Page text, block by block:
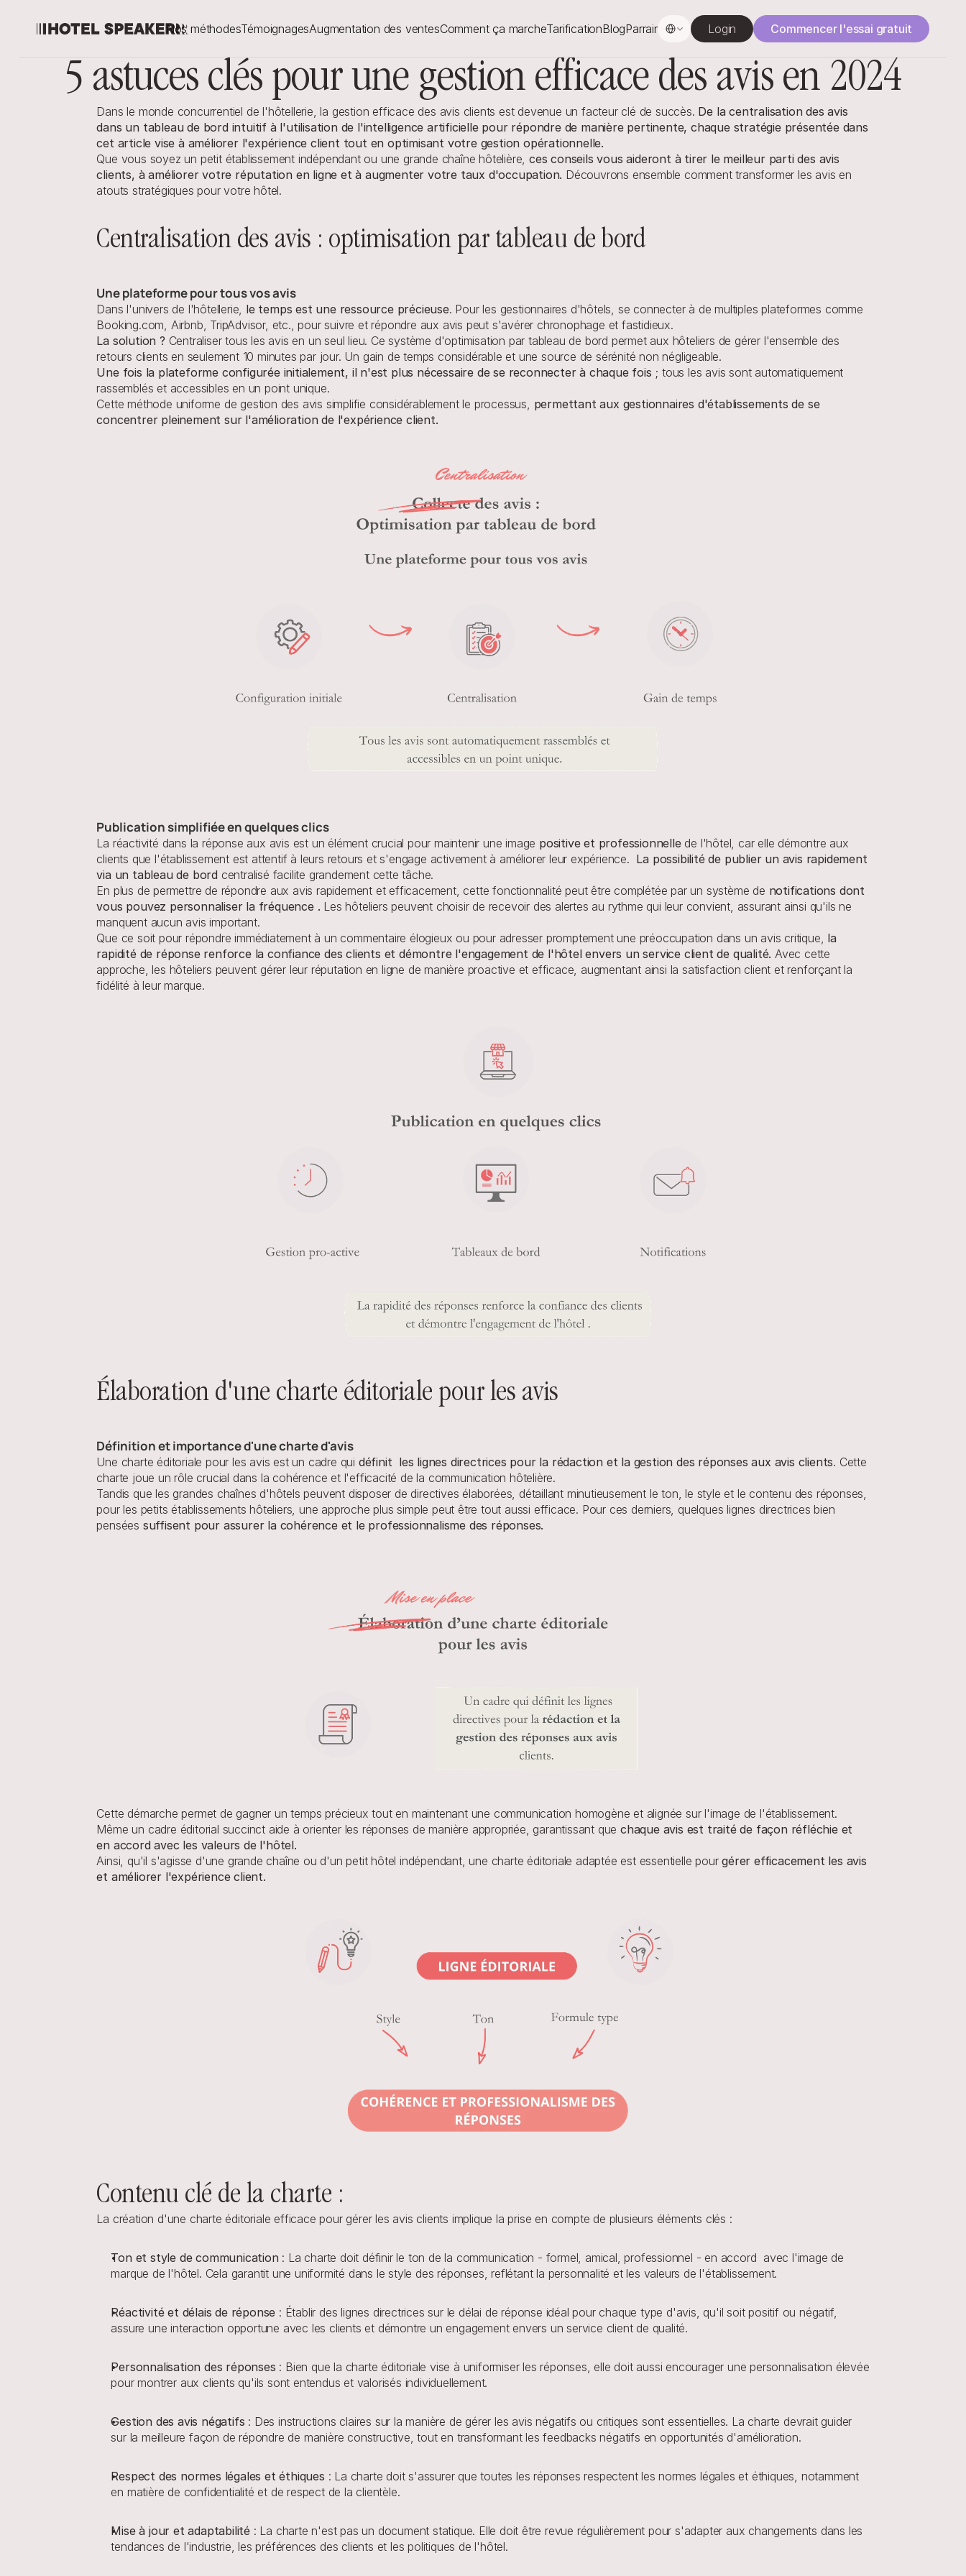
Nos méthodesTémoignagesAugmentation des ventesComment ça marcheTarificationBlogParrainage
Select Language
Login Commencer l'essai gratuit
5 astuces clés pour une gestion efficace des avis en 2024
Dans le monde concurrentiel de l'hôtellerie, la gestion efficace des avis clients est devenue un facteur clé de succès. De la centralisation des avis
dans un tableau de bord intuitif à l'utilisation de l'intelligence artificielle pour répondre de manière pertinente, chaque stratégie présentée dans
cet article vise à améliorer l'expérience client tout en optimisant votre gestion opérationnelle.
Que vous soyez un petit établissement indépendant ou une grande chaîne hôtelière, ces conseils vous aideront à tirer le meilleur parti des avis
clients, à améliorer votre réputation en ligne et à augmenter votre taux d'occupation. Découvrons ensemble comment transformer les avis en
atouts stratégiques pour votre hôtel.
Centralisation des avis : optimisation par tableau de bord
Une plateforme pour tous vos avis
Dans l'univers de l'hôtellerie, le temps est une ressource précieuse. Pour les gestionnaires d'hôtels, se connecter à de multiples plateformes comme
Booking.com, Airbnb, TripAdvisor, etc., pour suivre et répondre aux avis peut s'avérer chronophage et fastidieux.
La solution ? Centraliser tous les avis en un seul lieu. Ce système d'optimisation par tableau de bord permet aux hôteliers de gérer l'ensemble des
retours clients en seulement 10 minutes par jour. Un gain de temps considérable et une source de sérénité non négligeable.
Une fois la plateforme configurée initialement, il n'est plus nécessaire de se reconnecter à chaque fois ; tous les avis sont automatiquement
rassemblés et accessibles en un point unique.
Cette méthode uniforme de gestion des avis simplifie considérablement le processus, permettant aux gestionnaires d'établissements de se
concentrer pleinement sur l'amélioration de l'expérience client.
Publication simplifiée en quelques clics
La réactivité dans la réponse aux avis est un élément crucial pour maintenir une image positive et professionnelle de l'hôtel, car elle démontre aux
clients que l'établissement est attentif à leurs retours et s'engage activement à améliorer leur expérience. La possibilité de publier un avis rapidement
via un tableau de bord centralisé facilite grandement cette tâche.
En plus de permettre de répondre aux avis rapidement et efficacement, cette fonctionnalité peut être complétée par un système de notifications dont
vous pouvez personnaliser la fréquence . Les hôteliers peuvent choisir de recevoir des alertes au rythme qui leur convient, assurant ainsi qu'ils ne
manquent aucun avis important.
Que ce soit pour répondre immédiatement à un commentaire élogieux ou pour adresser promptement une préoccupation dans un avis critique, la
rapidité de réponse renforce la confiance des clients et démontre l'engagement de l'hôtel envers un service client de qualité. Avec cette
approche, les hôteliers peuvent gérer leur réputation en ligne de manière proactive et efficace, augmentant ainsi la satisfaction client et renforçant la
fidélité à leur marque.
Élaboration d'une charte éditoriale pour les avis
Définition et importance d'une charte d'avis
Une charte éditoriale pour les avis est un cadre qui définit  les lignes directrices pour la rédaction et la gestion des réponses aux avis clients. Cette
charte joue un rôle crucial dans la cohérence et l'efficacité de la communication hôtelière.
Tandis que les grandes chaînes d'hôtels peuvent disposer de directives élaborées, détaillant minutieusement le ton, le style et le contenu des réponses,
pour les petits établissements hôteliers, une approche plus simple peut être tout aussi efficace. Pour ces derniers, quelques lignes directrices bien
pensées suffisent pour assurer la cohérence et le professionnalisme des réponses.
Cette démarche permet de gagner un temps précieux tout en maintenant une communication homogène et alignée sur l'image de l'établissement.
Même un cadre éditorial succinct aide à orienter les réponses de manière appropriée, garantissant que chaque avis est traité de façon réfléchie et
en accord avec les valeurs de l'hôtel.
Ainsi, qu'il s'agisse d'une grande chaîne ou d'un petit hôtel indépendant, une charte éditoriale adaptée est essentielle pour gérer efficacement les avis
et améliorer l'expérience client.
Contenu clé de la charte :
La création d'une charte éditoriale efficace pour gérer les avis clients implique la prise en compte de plusieurs éléments clés :
Ton et style de communication : La charte doit définir le ton de la communication - formel, amical, professionnel - en accord  avec l'image de
marque de l'hôtel. Cela garantit une uniformité dans le style des réponses, reflétant la personnalité et les valeurs de l'établissement.
Réactivité et délais de réponse : Établir des lignes directrices sur le délai de réponse idéal pour chaque type d'avis, qu'il soit positif ou négatif,
assure une interaction opportune avec les clients et démontre un engagement envers un service client de qualité.
Personnalisation des réponses : Bien que la charte éditoriale vise à uniformiser les réponses, elle doit aussi encourager une personnalisation élevée
pour montrer aux clients qu'ils sont entendus et valorisés individuellement.
Gestion des avis négatifs : Des instructions claires sur la manière de gérer les avis négatifs ou critiques sont essentielles. La charte devrait guider
sur la meilleure façon de répondre de manière constructive, tout en transformant les feedbacks négatifs en opportunités d'amélioration.
Respect des normes légales et éthiques : La charte doit s'assurer que toutes les réponses respectent les normes légales et éthiques, notamment
en matière de confidentialité et de respect de la clientèle.
Mise à jour et adaptabilité : La charte n'est pas un document statique. Elle doit être revue régulièrement pour s'adapter aux changements dans les
tendances de l'industrie, les préférences des clients et les politiques de l'hôtel.